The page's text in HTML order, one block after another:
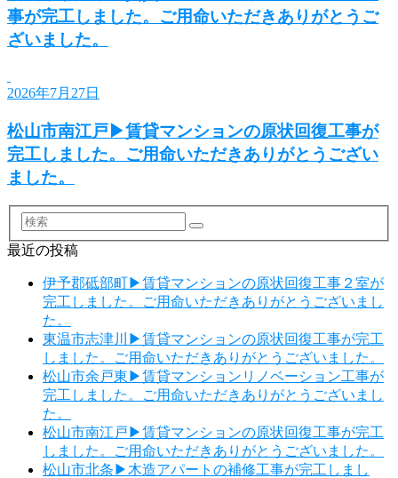
事が完工しました。ご用命いただきありがとうご
ざいました。
2026年7月27日
松山市南江戸▶賃貸マンションの原状回復工事が
完工しました。ご用命いただきありがとうござい
ました。
検
索
最近の投稿
伊予郡砥部町▶賃貸マンションの原状回復工事２室が
完工しました。ご用命いただきありがとうございまし
た。
東温市志津川▶賃貸マンションの原状回復工事が完工
しました。ご用命いただきありがとうございました。
松山市余戸東▶賃貸マンションリノベーション工事が
完工しました。ご用命いただきありがとうございまし
た。
松山市南江戸▶賃貸マンションの原状回復工事が完工
しました。ご用命いただきありがとうございました。
松山市北条▶木造アパートの補修工事が完工しまし